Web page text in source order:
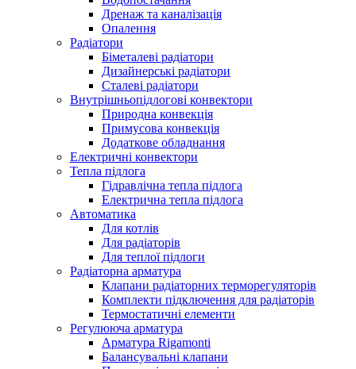
Дренаж та каналізація
Опалення
Радіатори
Біметалеві радіатори
Дизайнерські радіатори
Сталеві радіатори
Внутрішньопідлогові конвектори
Природна конвекція
Примусова конвекція
Додаткове обладнання
Електричні конвектори
Тепла підлога
Гідравлічна тепла підлога
Електрична тепла підлога
Автоматика
Для котлів
Для радіаторів
Для теплої підлоги
Радіаторна арматура
Клапани радіаторних терморегуляторів
Комплекти підключення для радіаторів
Термостатичні елементи
Регулююча арматура
Арматура Rigamonti
Балансувальні клапани